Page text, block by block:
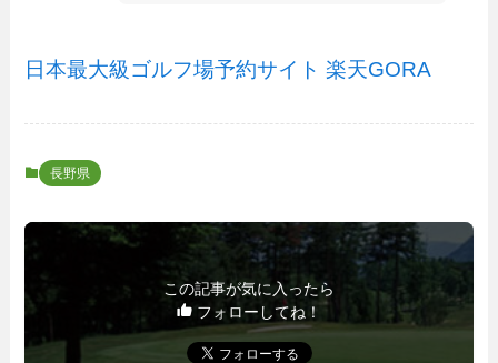
日本最大級ゴルフ場予約サイト 楽天GORA
長野県
この記事が気に入ったら
フォローしてね！